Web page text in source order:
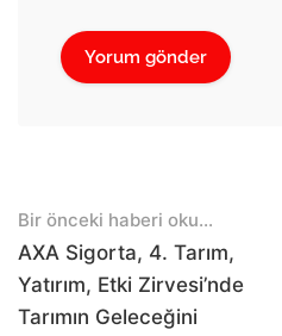
Post
navigation
Bir önceki haberi oku...
AXA Sigorta, 4. Tarım,
Yatırım, Etki Zirvesi’nde
Tarımın Geleceğini